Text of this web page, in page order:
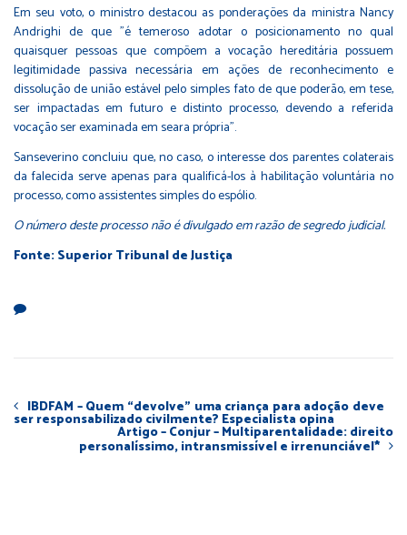
Em seu voto, o ministro destacou as ponderações da ministra Nancy
Andrighi de que "é temeroso adotar o posicionamento no qual
quaisquer pessoas que compõem a vocação hereditária possuem
legitimidade passiva necessária em ações de reconhecimento e
dissolução de união estável pelo simples fato de que poderão, em tese,
ser impactadas em futuro e distinto processo, devendo a referida
vocação ser examinada em seara própria".
Sanseverino concluiu que, no caso, o interesse dos parentes colaterais
da falecida serve apenas para qualificá-los à habilitação voluntária no
processo, como assistentes simples do espólio.
O número deste processo não é divulgado em razão de segredo judicial.​
Fonte: Superior Tribunal de Justiça
IBDFAM – Quem “devolve” uma criança para adoção deve
ser responsabilizado civilmente? Especialista opina
Artigo – Conjur – Multiparentalidade: direito
personalíssimo, intransmissível e irrenunciável*